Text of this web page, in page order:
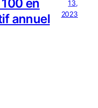
100 en
annuel
13,
2023